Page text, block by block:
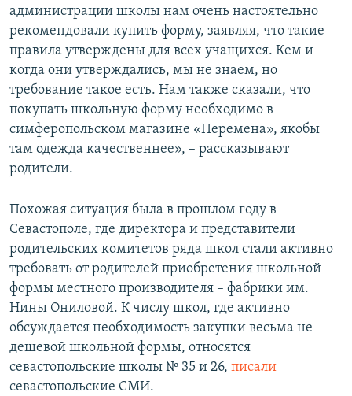
администрации школы нам очень настоятельно
рекомендовали купить форму, заявляя, что такие
правила утверждены для всех учащихся. Кем и
когда они утверждались, мы не знаем, но
требование такое есть. Нам также сказали, что
покупать школьную форму необходимо в
симферопольском магазине «Перемена», якобы
там одежда качественнее», – рассказывают
родители.
Похожая ситуация была в прошлом году в
Севастополе, где директора и представители
родительских комитетов ряда школ стали активно
требовать от родителей приобретения школьной
формы местного производителя – фабрики им.
Нины Ониловой. К числу школ, где активно
обсуждается необходимость закупки весьма не
дешевой школьной формы, относятся
севастопольские школы № 35 и 26, писали
севастопольские СМИ.